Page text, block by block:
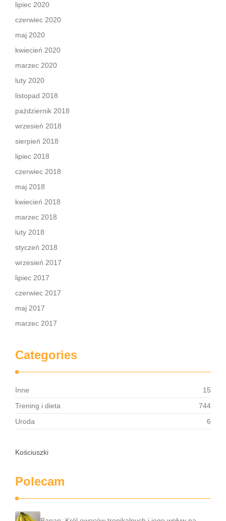
lipiec 2020
czerwiec 2020
maj 2020
kwiecień 2020
marzec 2020
luty 2020
listopad 2018
październik 2018
wrzesień 2018
sierpień 2018
lipiec 2018
czerwiec 2018
maj 2018
kwiecień 2018
marzec 2018
luty 2018
styczeń 2018
wrzesień 2017
lipiec 2017
czerwiec 2017
maj 2017
marzec 2017
Categories
Inne
15
Trening i dieta
744
Uroda
6
Kościuszki
Polecam